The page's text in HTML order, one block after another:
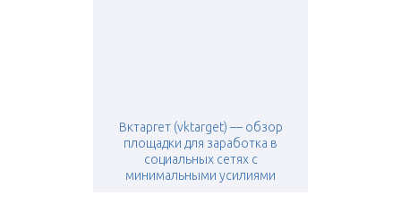
Вктаргет (vktarget) — обзор
площадки для заработка в
социальных сетях с
минимальными усилиями